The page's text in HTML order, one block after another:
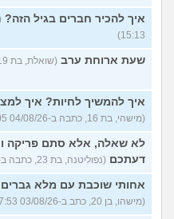
איך להכיר חברים בגיל הזה?
15:13)
שעת ארוחת ערב (שואלת, בת 19, כתבה ב-04/08/26 13:14)
איך להמשיך לחיות? איך
(מישהי, בת 16, כתבה ב-04/08/26 13:05)
לא שאלה, אלא סתם פריקה
דעתכם (נפוליטנה, בת 23, כתבה ב-03/08/26 18:04)
אחותי שוכבת עם מלא גברים
(מישהו, בן 20, כתב ב-03/08/26 17:53)